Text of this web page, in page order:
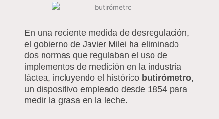
En una reciente medida de desregulación,
el gobierno de Javier Milei ha eliminado
dos normas que regulaban el uso de
implementos de medición en la industria
láctea, incluyendo el histórico butirómetro,
un dispositivo empleado desde 1854 para
medir la grasa en la leche.